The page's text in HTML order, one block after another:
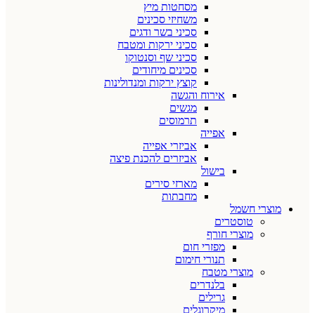
מסחטות מיץ
משחיזי סכינים
סכיני בשר ודגים
סכיני ירקות ומטבח
סכיני שף וסנטוקו
סכינים מיחודים
קוצץ ירקות ומנדולינות
אירוח והגשה
מגשים
תרמוסים
אפייה
אביזרי אפייה
אביזרים להכנת פיצה
בישול
מארזי סירים
מחבתות
מוצרי חשמל
טוסטרים
מוצרי חורף
מפזרי חום
תנורי חימום
מוצרי מטבח
בלנדרים
גרילים
מיקרוגלים